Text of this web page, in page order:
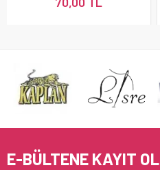
E-BÜLTENE KAYIT OL